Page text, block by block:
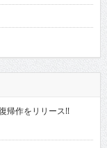
帰作をリリース!!